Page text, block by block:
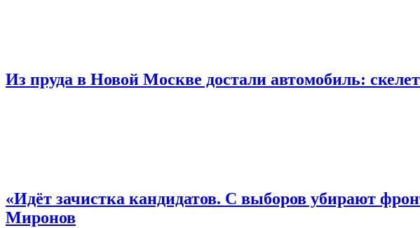
Из пруда в Новой Москве достали автомобиль:
«Идёт зачистка кандидатов. С выборов убирают
Миронов